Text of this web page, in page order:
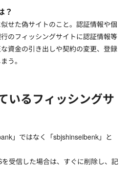
？
せた偽サイトのこと。認証情報や個
のフィッシングサイトに認証情報等
資金の引き出しや契約の変更、登録
う。
いるフィッシングサ
」ではなく「sbjshinseibenk」と
受信した場合は、すぐに削除し、記